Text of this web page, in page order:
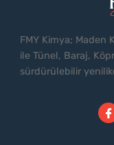
FMY Kimya; Maden
ile Tünel, Baraj,
sürdürülebilir